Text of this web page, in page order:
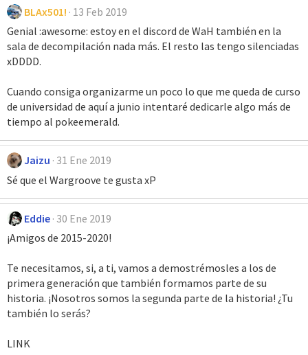
BLAx501! 13 Feb 2019
Genial :awesome: estoy en el discord de WaH también en la
sala de decompilación nada más. El resto las tengo silenciadas
xDDDD.
Cuando consiga organizarme un poco lo que me queda de curso
de universidad de aquí a junio intentaré dedicarle algo más de
tiempo al pokeemerald.
Jaizu 31 Ene 2019
Sé que el Wargroove te gusta xP
Eddie 30 Ene 2019
¡Amigos de 2015-2020!
Te necesitamos, si, a ti, vamos a demostrémosles a los de
primera generación que también formamos parte de su
historia. ¡Nosotros somos la segunda parte de la historia! ¿Tu
también lo serás?
LINK